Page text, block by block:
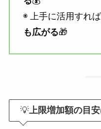
◉ 上手に活用すれば
も広がる🎁
💡 上限増加額の目